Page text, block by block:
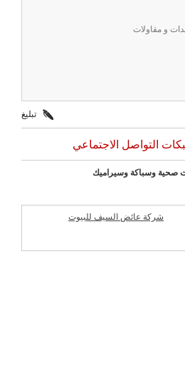
و مقاولات
تبليغ
التواصل الاجتماعي
صحية وسباكة وسيراميك
شركة عائض السيف للبيوت